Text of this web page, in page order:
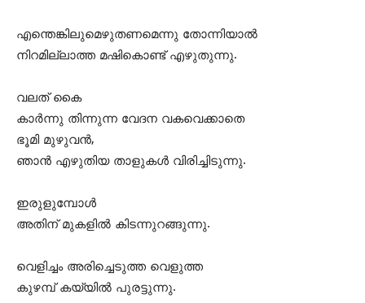
എന്തെങ്കിലുമെഴുതണമെന്നു തോന്നിയാല്‍
നിറമില്ലാത്ത മഷികൊണ്ട് എഴുതുന്നു.
വലത് കൈ
കാര്‍ന്നു തിന്നുന്ന വേദന വകവെക്കാതെ
ഭൂമി മുഴുവന്‍,
ഞാന്‍ എഴുതിയ താളുകള്‍ വിരിച്ചിടുന്നു.
ഇരുളുമ്പോള്‍
അതിന് മുകളില്‍ കിടന്നുറങ്ങുന്നു.
വെളിച്ചം അരിച്ചെടുത്ത വെളുത്ത
കുഴമ്പ് കയ്യില്‍ പുരട്ടുന്നു.